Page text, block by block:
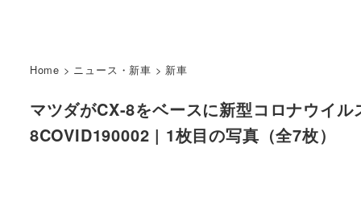
Home > ニュース・新車 > 新車
マツダがCX-8をベースに新型コロナウイ
8COVID190002 | 1枚目の写真（全7枚）